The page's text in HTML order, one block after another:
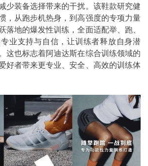
少装备选择带来的干扰。该鞋款研究健
，从跑步机热身，到高强度的专项力量
落地的爆发性训练，全面适配举、跑、
业支持与自信，让训练者释放自身潜
这也标志着阿迪达斯在综合训练领域的
好者带来更专业、安全、高效的训练体